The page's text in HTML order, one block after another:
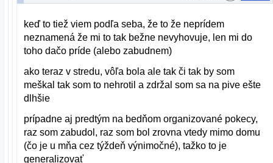
keď to tiež viem podľa seba, že to že neprídem
neznamená že mi to tak bežne nevyhovuje, len mi do
toho dačo príde (alebo zabudnem)
ako teraz v stredu, vôľa bola ale tak či tak by som
meškal tak som to nehrotil a zdržal som sa na pive ešte
dlhšie
prípadne aj predtým na bedňom organizované pokecy,
raz som zabudol, raz som bol zrovna vtedy mimo domu
(čo je u mňa cez týždeň výnimočné), tažko to je
generalizovať